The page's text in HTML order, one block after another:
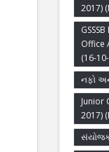
2017)
Office
(16-
નફો
Junior
2017)